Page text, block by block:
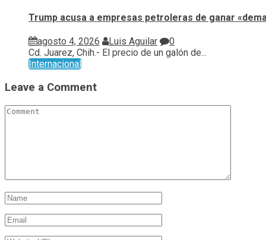
Trump acusa a empresas petroleras de ganar
agosto 4, 2026 Luis Aguilar
0
Cd. Juarez, Chih.- El precio de un galón de...
Internacional
Leave a Comment